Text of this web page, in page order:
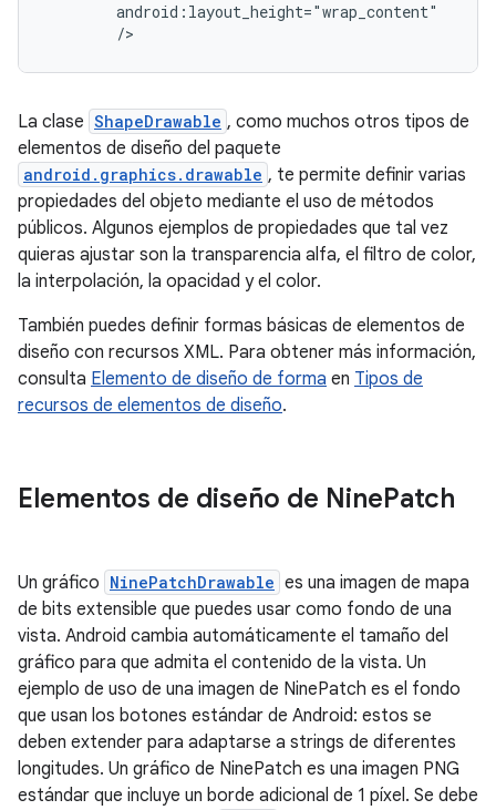
/>
La clase ShapeDrawable , como muchos otros tipos de
elementos de diseño del paquete
android.graphics.drawable , te permite definir varias
propiedades del objeto mediante el uso de métodos
públicos. Algunos ejemplos de propiedades que tal vez
quieras ajustar son la transparencia alfa, el filtro de color,
la interpolación, la opacidad y el color.
También puedes definir formas básicas de elementos de
diseño con recursos XML. Para obtener más información,
consulta Elemento de diseño de forma en Tipos de
recursos de elementos de diseño.
Elementos de diseño de NinePatch
Un gráfico NinePatchDrawable es una imagen de mapa
de bits extensible que puedes usar como fondo de una
vista. Android cambia automáticamente el tamaño del
gráfico para que admita el contenido de la vista. Un
ejemplo de uso de una imagen de NinePatch es el fondo
que usan los botones estándar de Android: estos se
deben extender para adaptarse a strings de diferentes
longitudes. Un gráfico de NinePatch es una imagen PNG
estándar que incluye un borde adicional de 1 píxel. Se debe